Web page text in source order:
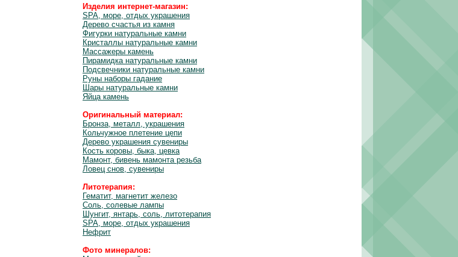
Изделия интернет-магазин:
SPA, море, отдых украшения
Дерево счастья из камня
Фигурки натуральные камни
Кристаллы натуральные камни
Массажеры камень
Пирамидка натуральные камни
Подсвечники натуральные камни
Руны наборы гадание
Шары натуральные камни
Яйца камень
Оригинальный материал:
Бронза, металл, украшения
Кольчужное плетение цепи
Дерево украшения сувениры
Кость коровы, быка, цевка
Мамонт, бивень мамонта резьба
Ловец снов, сувениры
Литотерапия:
Гематит, магнетит железо
Соль, солевые лампы
Шунгит, янтарь, соль, литотерапия
SPA, море, отдых украшения
Нефрит
Фото минералов: